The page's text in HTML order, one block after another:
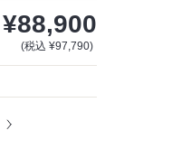
¥88,900
(税込 ¥97,790)